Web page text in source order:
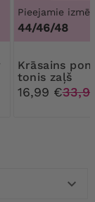
Pieejamie
44/46/48
Krāsains pončo
tonis zaļš
16,99 €
